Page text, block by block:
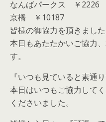
なんばパークス ￥2226
京橋 ￥10187
皆様の御協力を頂きました
本日もあたたかいご協力
す。
『いつも見ていると素通
本日はいつもご協力して
くださいました。